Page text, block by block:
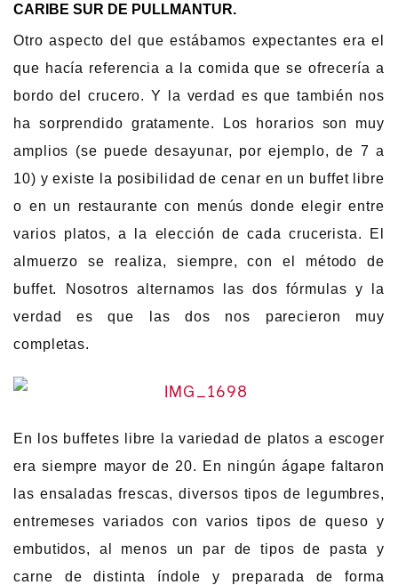
CARIBE SUR DE PULLMANTUR.
Otro aspecto del que estábamos expectantes era el
que hacía referencia a la comida que se ofrecería a
bordo del crucero. Y la verdad es que también nos
ha sorprendido gratamente. Los horarios son muy
amplios (se puede desayunar, por ejemplo, de 7 a
10) y existe la posibilidad de cenar en un buffet libre
o en un restaurante con menús donde elegir entre
varios platos, a la elección de cada crucerista. El
almuerzo se realiza, siempre, con el método de
buffet. Nosotros alternamos las dos fórmulas y la
verdad es que las dos nos parecieron muy
completas.
En los buffetes libre la variedad de platos a escoger
era siempre mayor de 20. En ningún ágape faltaron
las ensaladas frescas, diversos tipos de legumbres,
entremeses variados con varios tipos de queso y
embutidos, al menos un par de tipos de pasta y
carne de distinta índole y preparada de forma